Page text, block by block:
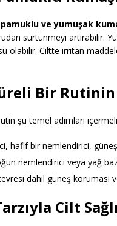
pamuklu ve yumuşak
sürtünmeyi artırabilir.
olabilir. Ciltte irritan
Bir
şu temel adımları
hafif bir nemlendirici,
nemlendirici veya yağ
dahil güneş koruması
Cilt